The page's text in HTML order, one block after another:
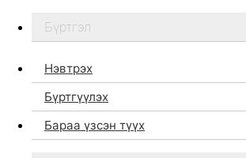
Бүртгэл
Нэвтрэх
Бүртгүүлэх
Бараа үзсэн түүх